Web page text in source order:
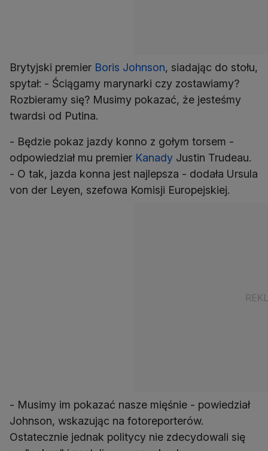
Brytyjski premier Boris Johnson, siadając do stołu,
spytał: - Ściągamy marynarki czy zostawiamy?
Rozbieramy się? Musimy pokazać, że jesteśmy
twardsi od Putina.
- Będzie pokaz jazdy konno z gołym torsem -
odpowiedział mu premier Kanady Justin Trudeau.
- O tak, jazda konna jest najlepsza - dodała Ursula
von der Leyen, szefowa Komisji Europejskiej.
- Musimy im pokazać nasze mięśnie - powiedział
Johnson, wskazując na fotoreporterów.
Ostatecznie jednak politycy nie zdecydowali się